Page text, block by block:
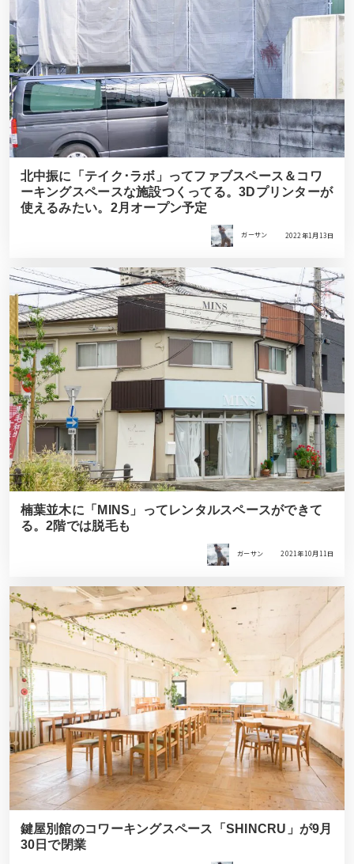
北中振に「テイク･ラボ」ってファブスペース＆コワ
ーキングスペースな施設つくってる。3Dプリンターが
使えるみたい。2月オープン予定
ガーサン 2022年1月13日
楠葉並木に「MINS」ってレンタルスペースができて
る。2階では脱毛も
ガーサン 2021年10月11日
鍵屋別館のコワーキングスペース「SHINCRU」が9月
30日で閉業